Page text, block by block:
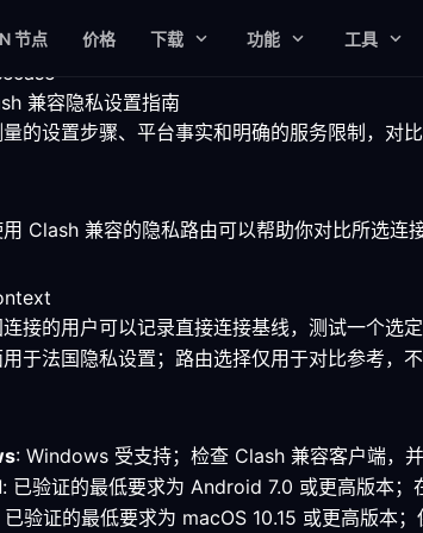
节点 价格 下载 功能 工具
兼容隐私设置指南
的设置步骤、平台事实和明确的服务限制，对
Clash 兼容的隐私路由可以帮助你对比所选连
接的用户可以记录直接连接基线，测试一个选
于法国隐私设置；路由选择仅用于对比参考，
: Windows 受支持；检查 Clash 兼容客户端，
: 已验证的最低要求为 Android 7.0 或更高版本；
已验证的最低要求为 macOS 10.15 或更高版本